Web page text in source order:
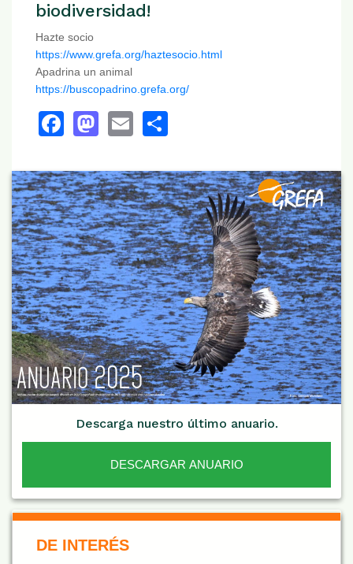
biodiversidad!
Hazte socio
https://www.grefa.org/haztesocio.html
Apadrina un animal
https://buscopadrino.grefa.org/
Facebook
Mastodon
Email
Descarga nuestro último anuario.
DESCARGAR ANUARIO
De Interés NARANJA
DE INTERÉS